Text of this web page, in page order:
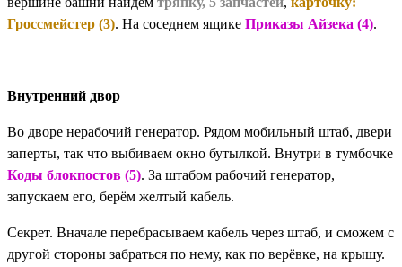
Гроссмейстер (3). На соседнем ящике Приказы Айзека (4).
Внутренний двор
Во дворе нерабочий генератор. Рядом мобильный штаб, двери
заперты, так что выбиваем окно бутылкой. Внутри в тумбочке
Коды блокпостов (5). За штабом рабочий генератор,
запускаем его, берём желтый кабель.
Секрет. Вначале перебрасываем кабель через штаб, и сможем с
другой стороны забраться по нему, как по верёвке, на крышу.